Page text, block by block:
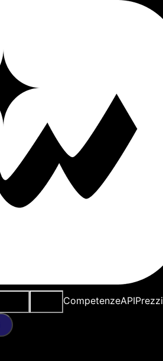
CompetenzeAPIPrezzi